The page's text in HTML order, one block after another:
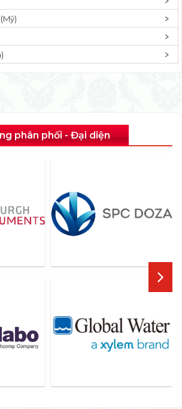
phân phối - Đại diện